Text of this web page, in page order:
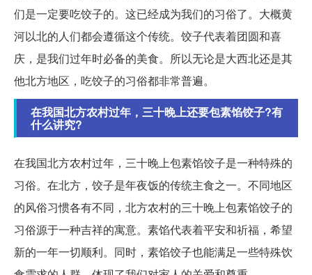
们是一定要吃饺子的。这已经成为我们的习俗了。大概黄
河以北的人们都会遵循这个传统。饺子代表着团圆和喜
庆，是我们过年时必备的美食。所以无论是大西北还是其
他北方地区，吃饺子的习俗都非常普遍。
在我国北方农村过年，三十晚上还要包素馅饺子?有
什么讲究?
在我国北方农村过年，三十晚上包素馅饺子是一种特殊的
习俗。在北方，饺子是年夜饭的传统主食之一。不同地区
的风俗习惯各有不同，北方农村的三十晚上包素馅饺子的
习俗源于一种吉祥的寓意。素馅代表着平安和祈福，希望
新的一年一切顺利。同时，素馅饺子也能满足一些特殊饮